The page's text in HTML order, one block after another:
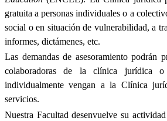
gratuita a personas individuales o a
social o en situación de vulnerabilidad, a
informes, dictámenes, etc.
Las demandas de asesoramiento podrán
colaboradoras de la clínica jurídica
individualmente vengan a la Clínica
servicios.
Nuestra Facultad desenvuelve su